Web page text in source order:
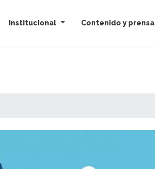
Institucional Contenido y prensa